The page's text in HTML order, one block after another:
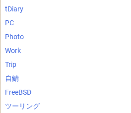
tDiary
PC
Photo
Work
Trip
自鯖
FreeBSD
ツーリング